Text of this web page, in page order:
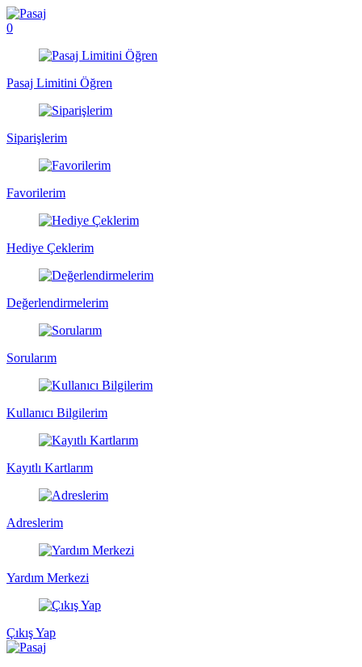
0
Pasaj Limitini Öğren
Siparişlerim
Favorilerim
Hediye Çeklerim
Değerlendirmelerim
Sorularım
Kullanıcı Bilgilerim
Kayıtlı Kartlarım
Adreslerim
Yardım Merkezi
Çıkış Yap